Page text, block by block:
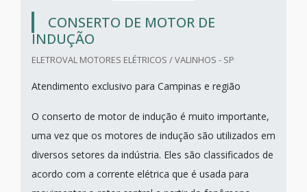
CONSERTO DE MOTOR DE
INDUÇÃO
ELETROVAL MOTORES ELÉTRICOS / VALINHOS - SP
Atendimento exclusivo para Campinas e região
O conserto de motor de indução é muito importante,
uma vez que os motores de indução são utilizados em
diversos setores da indústria. Eles são classificados de
acordo com a corrente elétrica que é usada para